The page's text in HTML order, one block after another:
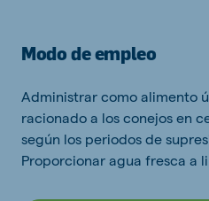
Modo de empleo
Administrar como alimento
racionado a los conejos en
según los periodos de
Proporcionar agua fresca a